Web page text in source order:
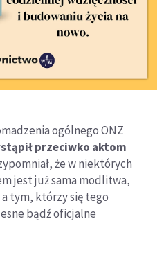
ogólnego ONZ
przeciwko aktom
że w niektórych
jest już sama modlitwa,
tym, którzy się tego
bądź oficjalne